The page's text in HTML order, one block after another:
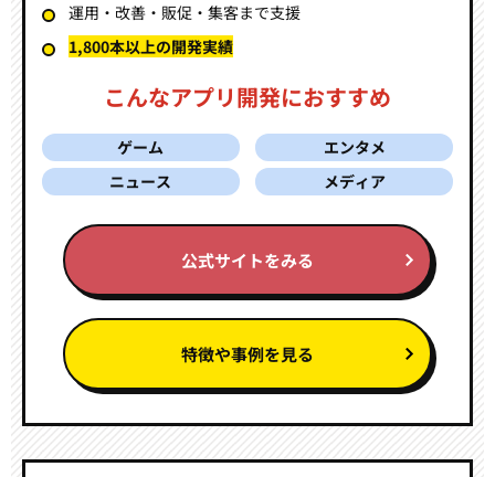
運用・改善・販促・集客まで支援
1,800本以上の開発実績
こんなアプリ開発におすすめ
ゲーム
エンタメ
ニュース
メディア
公式サイトをみる
特徴や事例を見る